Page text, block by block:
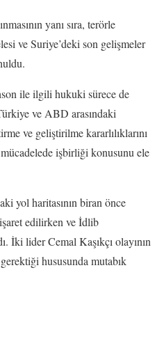
yanı sıra, terörle
ve Suriye’deki son gelişmeler
ile ilgili hukuki sürece de
ve ABD arasındaki
ve geliştirilme kararlılıklarını
işbirliği konusunu ele
yol haritasının biran önce
edilirken ve İdlib
İki lider Cemal Kaşıkçı olayının
hususunda mutabık